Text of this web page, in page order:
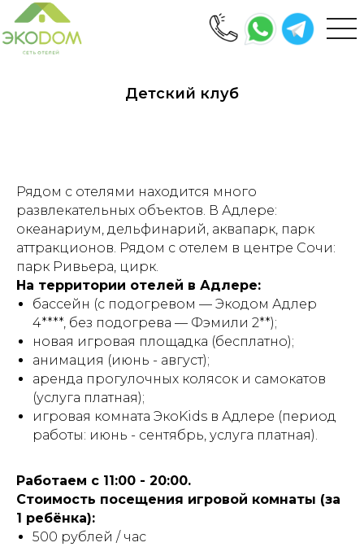
Детский клуб
Рядом с отелями находится много
развлекательных объектов. В Адлере:
океанариум, дельфинарий, аквапарк, парк
аттракционов. Рядом с отелем в центре Сочи:
парк Ривьера, цирк.
На территории отелей в Адлере:
бассейн (с подогревом — Экодом Адлер
4****, без подогрева — Фэмили 2**);
новая игровая площадка (бесплатно);
анимация (июнь - август);
аренда прогулочных колясок и самокатов
(услуга платная);
игровая комната ЭкоKids в Адлере (период
работы: июнь - сентябрь, услуга платная).
Работаем с 11:00 - 20:00.
Стоимость посещения игровой комнаты (за
1 ребёнка):
500 рублей / час